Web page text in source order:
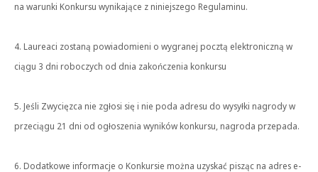
na warunki Konkursu wynikające z niniejszego Regulaminu.
4. Laureaci zostaną powiadomieni o wygranej pocztą elektroniczną w
ciągu 3 dni roboczych od dnia zakończenia konkursu
5. Jeśli Zwycięzca nie zgłosi się i nie poda adresu do wysyłki nagrody w
przeciągu 21 dni od ogłoszenia wyników konkursu, nagroda przepada.
6. Dodatkowe informacje o Konkursie można uzyskać pisząc na adres e-